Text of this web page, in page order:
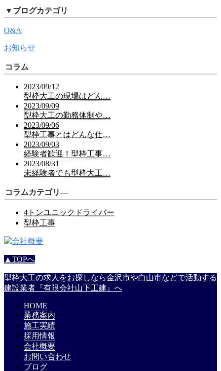
▼ ブログカテゴリ
Q&A
お知らせ
コラム
2023/09/12
型枠大工の現場はどん…
2023/09/09
型枠大工の勤務体制や…
2023/09/06
型枠工事とはどんな仕…
2023/09/03
経験者歓迎！型枠工事…
2023/08/31
未経験者でも型枠大工…
コラムカテゴリ―
4トンユニックドライバー
型枠工事
▲TOPへ
型枠大工の求人をお探しなら金沢市や白山市などで活動する
建設業者『有限会社山下工建』へ
HOME
業務案内
施工実績
採用情報
会社概要
お問い合わせ
ブログ